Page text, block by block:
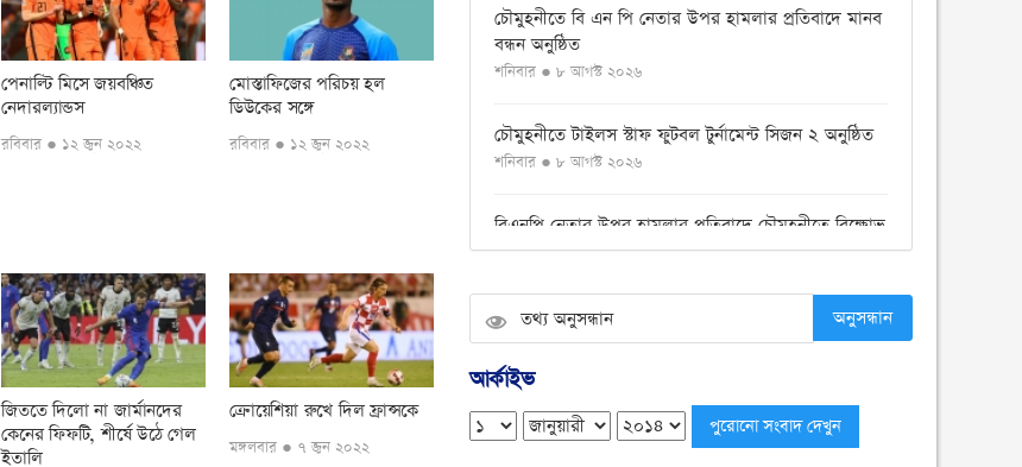
পেনাল্টি মিসে জয়বঞ্চিত
নেদারল্যান্ডস
রবিবার ● ১২ জুন ২০২২
মোস্তাফিজের পরিচয় হল
ডিউকের সঙ্গে
রবিবার ● ১২ জুন ২০২২
জিততে দিলো না জার্মানদের
কেনের ফিফটি, শীর্ষে উঠে গেল
ইতালি
ক্রোয়েশিয়া রুখে দিল ফ্রান্সকে
মঙ্গলবার ● ৭ জুন ২০২২
চৌমুহনীতে বি এন পি নেতার উপর হামলার প্রতিবাদে মানব
বন্ধন অনুষ্ঠিত
শনিবার ● ৮ আগস্ট ২০২৬
চৌমুহনীতে টাইলস স্টাফ ফুটবল টুর্নামেন্ট সিজন ২ অনুষ্ঠিত
শনিবার ● ৮ আগস্ট ২০২৬
বিএনপি নেতার উপর হামলার প্রতিবাদে চৌমুহনীতে বিক্ষোভ
মিছিল অনুষ্ঠিত
দেশজুড়ে মাদক ছড়িয়ে পড়া রোধে গডফাদার ও
সহযোগীদের বিরুদ্ধে চূড়ান্ত অভিযান
শুক্রবার ● ৭ আগস্ট ২০২৬
অনুসন্ধান
আর্কাইভ